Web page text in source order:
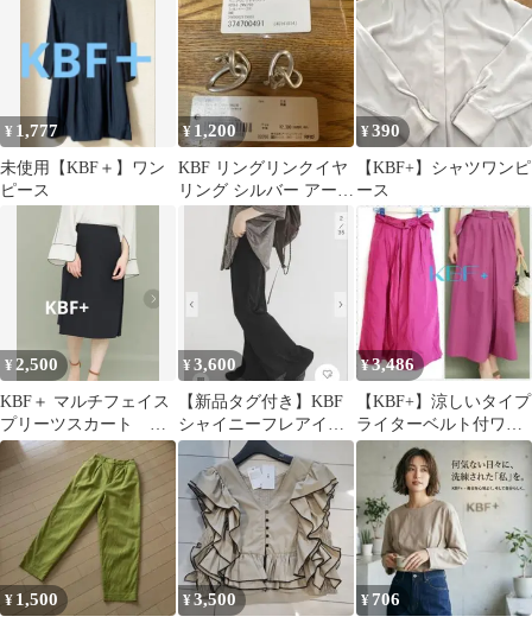
¥ 1,777
未使用【KBF＋】ワン
ピース
¥ 1,200
KBF リングリンクイヤ
リング シルバー アーバ
ンリサーチ
¥390
【KBF+】シャツワンピ
ース
¥2,500
KBF＋ マルチフェイス
プリーツスカート ラ
ップスカート ケービ
ーエフ
¥3,600
【新品タグ付き】KBF
シャイニーフレアイー
ジーパンツ
¥3,486
【KBF+】涼しいタイプ
ライターベルト付ワイ
ドパンツ☆パープル
¥ 1,500 ¥3,500 ¥ 706